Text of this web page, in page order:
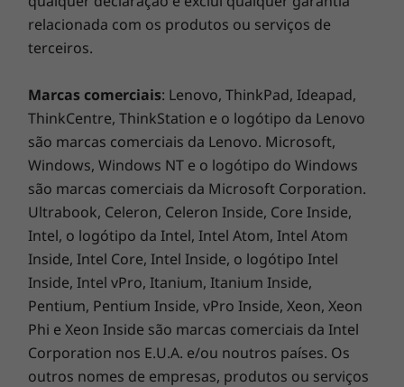
tempo.
*No modo desligado. Necessita de uma fonte
O Windows 10 está sempre a melhorar
Tire partido do melhor do Windows 10 com
uma nova atualização que inclui
funcionalidades fantásticas. Com a aplicação
Fotografias totalmente reformulada, é mais
fácil e mais divertido contar a sua história em
vídeo: adicione uma banda sonora, utilize
transições, implemente efeitos 3D e muito
mais. Além disso, a partilha nunca foi tão
rápida, graças a definições intuitivas que
facilitam a ligação instantânea às pessoas que
lhe são mais especiais.
relacionada com os produtos ou serviços de
terceiros.
Marcas comerciais: Lenovo, ThinkPad, Ideapad,
ThinkCentre, ThinkStation e o logótipo da Lenovo
são marcas comerciais da Lenovo. Microsoft,
Windows, Windows NT e o logótipo do Windows
são marcas comerciais da Microsoft Corporation.
Ultrabook, Celeron, Celeron Inside, Core Inside,
Intel, o logótipo da Intel, Intel Atom, Intel Atom
Inside, Intel Core, Intel Inside, o logótipo Intel
Inside, Intel vPro, Itanium, Itanium Inside,
Pentium, Pentium Inside, vPro Inside, Xeon, Xeon
Phi e Xeon Inside são marcas comerciais da Intel
Corporation nos E.U.A. e/ou noutros países. Os
outros nomes de empresas, produtos ou serviços